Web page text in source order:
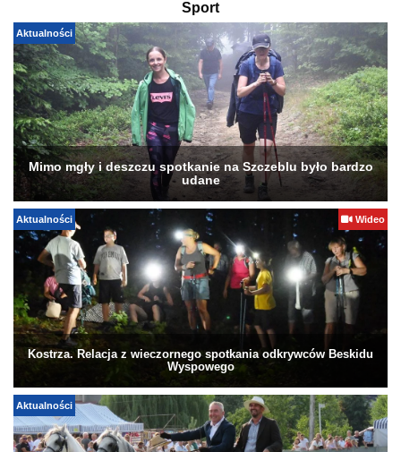
Sport
Aktualności
Mimo mgły i deszczu spotkanie na Szczeblu było bardzo
udane
Aktualności Wideo
Kostrza. Relacja z wieczornego spotkania odkrywców Beskidu
Wyspowego
Aktualności